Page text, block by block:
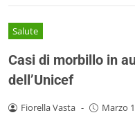
Salute
Casi di morbillo in
dell’Unicef
Fiorella Vasta - Marzo